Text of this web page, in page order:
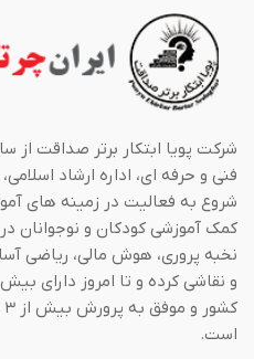
فنی و حرفه ای، اداره ارشاد
شروع به فعالیت در زمینه های
کمک آموزشی کودکان و نوجوانان
نخبه پروری، هوش مالی، ریاضی
است.